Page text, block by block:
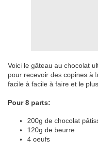
Voici le gâteau au chocolat
pour recevoir des copines à
facile à facile à faire et le
Pour 8 parts:
200g de chocolat
120g de beurre
4 oeufs